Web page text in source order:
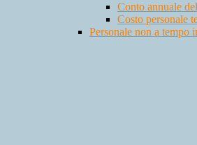
Conto annuale
Costo personale
Personale non a tempo